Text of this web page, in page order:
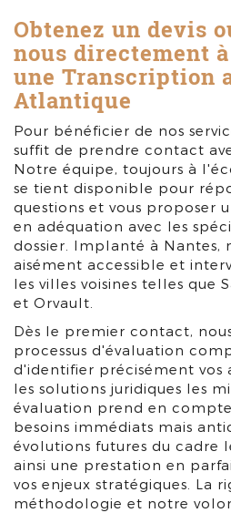
Obtenez un devis
nous directement
une Transcription
Atlantique
Pour bénéficier de nos
suffit de prendre contact
Notre équipe, toujours à
se tient disponible pour
questions et vous proposer
en adéquation avec les
dossier. Implanté à Nantes,
aisément accessible et
les villes voisines telles que
et Orvault.
Dès le premier contact,
processus d'évaluation
d'identifier précisément vos
les solutions juridiques les
évaluation prend en
besoins immédiats mais
évolutions futures du cadre
ainsi une prestation en
vos enjeux stratégiques. La
méthodologie et notre